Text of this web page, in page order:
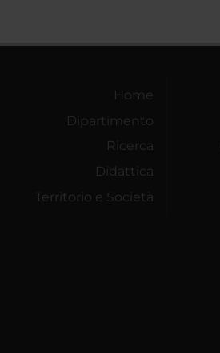
Home
Dipartimento
Ricerca
Didattica
Territorio e Società